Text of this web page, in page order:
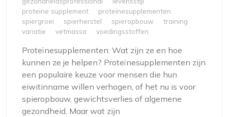
proteine supplement
proteïnesupplementen
spiergroei
spierherstel spieropbouw
training
variatie
vetmassa voedingsstoffen
Proteïnesupplementen: Wat zijn ze en hoe
kunnen ze je helpen? Proteïnesupplementen zijn
een populaire keuze voor mensen die hun
eiwitinname willen verhogen, of het nu is voor
spieropbouw, gewichtsverlies of algemene
gezondheid. Maar wat zijn